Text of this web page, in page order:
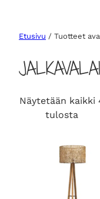
Etusivu / Tuotteet
Näytetään kaikki
tulostaS
r
t